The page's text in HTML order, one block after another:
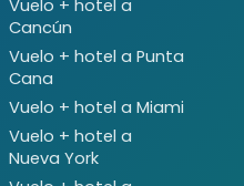
Vuelo + hotel a
Cancún
Vuelo + hotel a Punta
Cana
Vuelo + hotel a Miami
Vuelo + hotel a
Nueva York